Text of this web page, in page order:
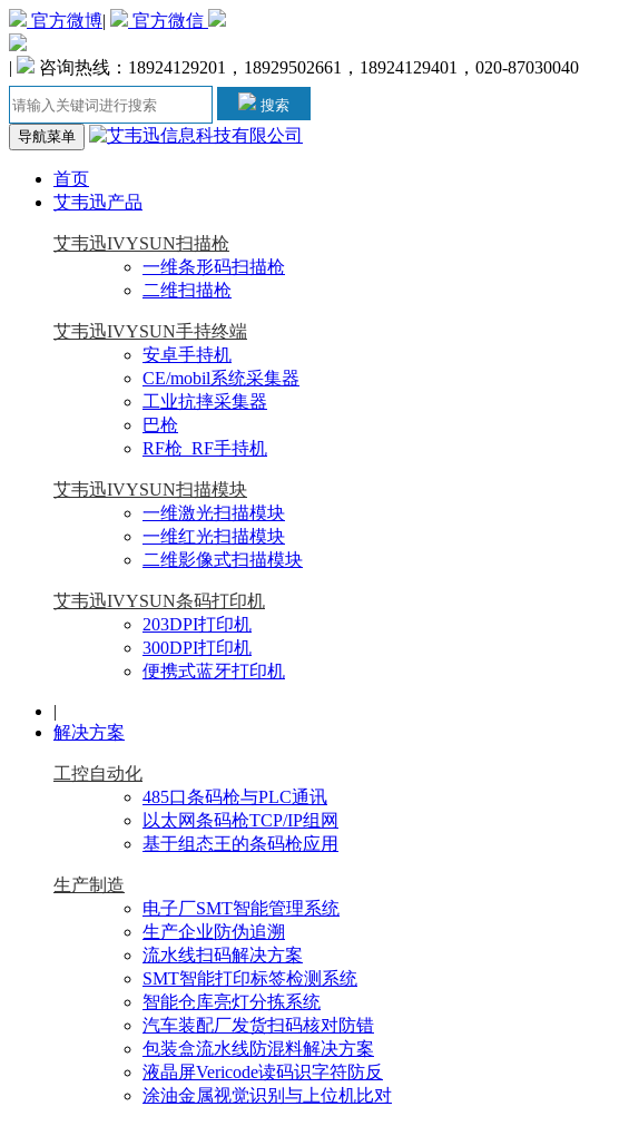
官方微博| 官方微信
| 咨询热线：18924129201，18929502661，18924129401，020-87030040
搜索
导航菜单
首页
艾韦迅产品
艾韦迅IVYSUN扫描枪
一维条形码扫描枪
二维扫描枪
艾韦迅IVYSUN手持终端
安卓手持机
CE/mobil系统采集器
工业抗摔采集器
巴枪
RF枪_RF手持机
艾韦迅IVYSUN扫描模块
一维激光扫描模块
一维红光扫描模块
二维影像式扫描模块
艾韦迅IVYSUN条码打印机
203DPI打印机
300DPI打印机
便携式蓝牙打印机
|
解决方案
工控自动化
485口条码枪与PLC通讯
以太网条码枪TCP/IP组网
基于组态王的条码枪应用
生产制造
电子厂SMT智能管理系统
生产企业防伪追溯
流水线扫码解决方案
SMT智能打印标签检测系统
智能仓库亮灯分拣系统
汽车装配厂发货扫码核对防错
包装盒流水线防混料解决方案
液晶屏Vericode读码识字符防反
涂油金属视觉识别与上位机比对